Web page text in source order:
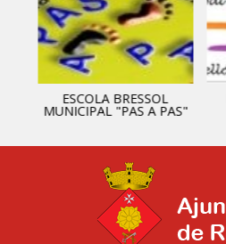
ESCOLA BRESSOL
MUNICIPAL "PAS A PAS"